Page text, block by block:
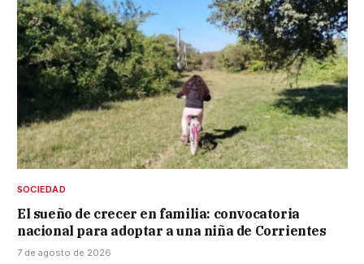
SOCIEDAD
El sueño de crecer en familia: convocatoria
nacional para adoptar a una niña de Corrientes
7 de agosto de 2026